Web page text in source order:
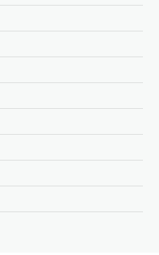
കിരൺ
ഓഗസ്റ്റ്‌ 7, 2026
പ്രതിഷേധം
പാർലമെന്ററി